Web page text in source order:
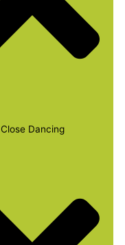
Close Dancing